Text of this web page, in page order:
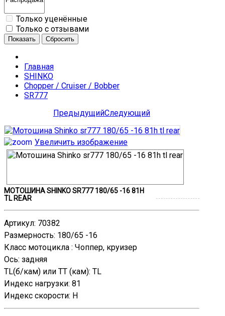
Только уценённые
Только с отзывами
Показать Сбросить
Главная
SHINKO
Chopper / Cruiser / Bobber
SR777
ПредыдущийСледующий
Увеличить изображение
МОТОШИНА SHINKO SR777 180/65 -16 81H
TL REAR
Артикул: 70382
Размерность: 180/65 -16
Класс мотоцикла : Чоппер, круизер
Ось: задняя
TL(б/кам) или TT (кам): TL
Индекс нагрузки: 81
Индекс скорости: H